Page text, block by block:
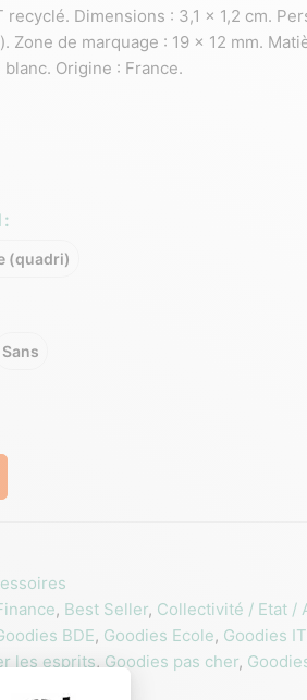
recyclé. Dimensions : 3,1 x 1,2 cm.
Zone de marquage : 19 x 12 mm.
Origine : France.
(quadri)
Sans
, Best Seller, Collectivité / Etat /
BDE, Goodies Ecole, Goodies IT
les esprits, Goodies pas cher,